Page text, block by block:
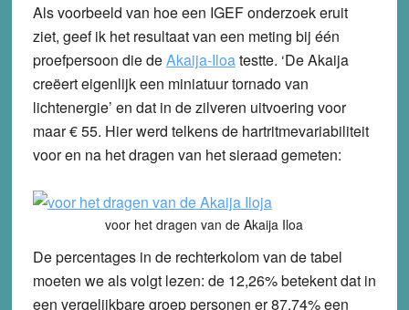
Als voorbeeld van hoe een IGEF onderzoek eruit
ziet, geef ik het resultaat van een meting bij één
proefpersoon die deAkaija-Iloatestte. ‘De Akaija
creëert eigenlijk een miniatuur tornado van
lichtenergie’ en dat in de zilveren uitvoering voor
maar € 55. Hier werd telkens de hartritmevariabiliteit
voor en na het dragen van het sieraad gemeten:
voor het dragen van de Akaija Iloa
De percentages in de rechterkolom van de tabel
moeten we als volgt lezen: de 12,26% betekent dat in
een vergelijkbare groep personen er 87,74% een